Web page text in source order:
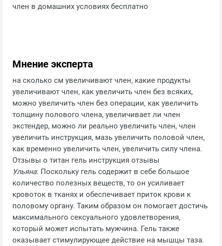
член в домашних условиях бесплатно
Мнение эксперта
на сколько см увеличивают член, какие продукты
увеличивают член, как увеличить член без всяких,
можно увеличить член без операции, как увеличить
толщину полового члена, увеличивает ли член
экстендер, можно ли реально увеличить член, член
увеличить инструкция, мазь увеличить половой член,
как временно увеличить член, увеличить силу члена.
Отзывы о титан гель инструкция отзывы
Ульяна: Поскольку гель содержит в себе большое
количество полезных веществ, то он усиливает
кровоток в тканях и обеспечивает приток крови к
половому органу. Таким образом он помогает достичь
максимального сексуального удовлетворения,
который может испытать мужчина. Гель также
оказывает стимулирующее действие на мышцы таза.